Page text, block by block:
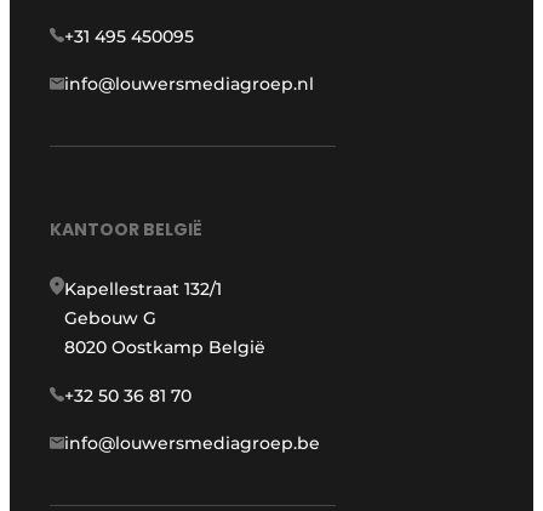
+31 495 450095
info@louwersmediagroep.nl
KANTOOR BELGIË
Kapellestraat 132/1
Gebouw G
8020 Oostkamp België
+32 50 36 81 70
info@louwersmediagroep.be